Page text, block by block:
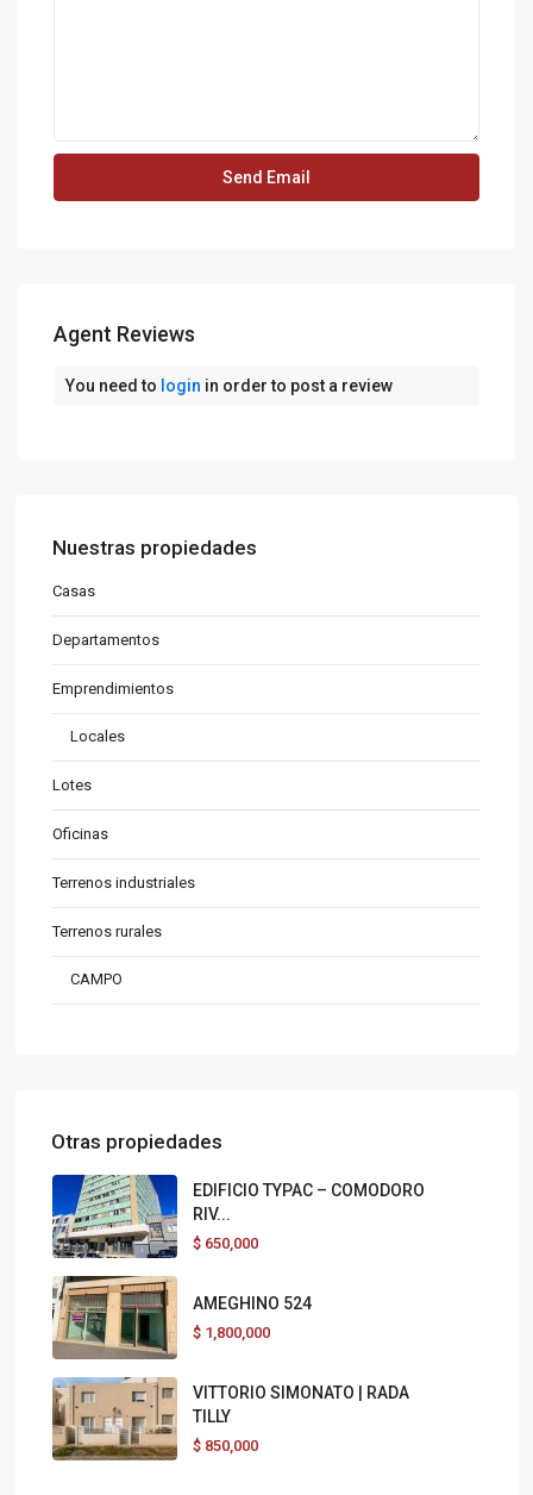
Agent Reviews
You need to login in order to post a review
Nuestras propiedades
Casas
Departamentos
Emprendimientos
Locales
Lotes
Oficinas
Terrenos industriales
Terrenos rurales
CAMPO
Otras propiedades
EDIFICIO TYPAC – COMODORO
RIV...
$ 650,000
AMEGHINO 524
$ 1,800,000
VITTORIO SIMONATO | RADA
TILLY
$ 850,000